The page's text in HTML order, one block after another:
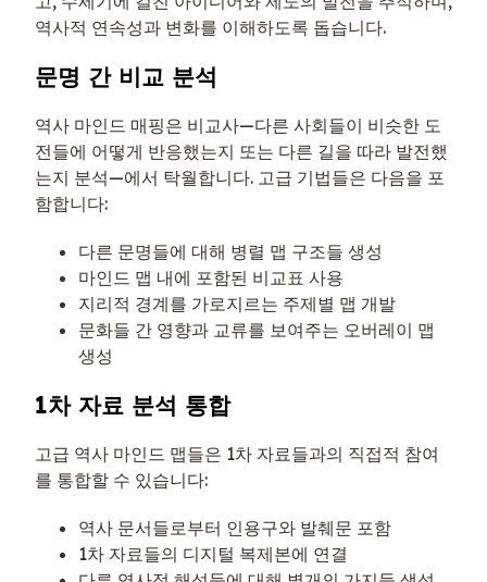
역사적 연속성과 변화를 이해하도록 돕습니다.
문명 간 비교 분석
역사 마인드 매핑은 비교사—다른 사회들이 비슷한 도
전들에 어떻게 반응했는지 또는 다른 길을 따라 발전했
는지 분석—에서 탁월합니다. 고급 기법들은 다음을 포
함합니다:
다른 문명들에 대해 병렬 맵 구조들 생성
마인드 맵 내에 포함된 비교표 사용
지리적 경계를 가로지르는 주제별 맵 개발
문화들 간 영향과 교류를 보여주는 오버레이 맵
생성
1차 자료 분석 통합
고급 역사 마인드 맵들은 1차 자료들과의 직접적 참여
를 통합할 수 있습니다:
역사 문서들로부터 인용구와 발췌문 포함
1차 자료들의 디지털 복제본에 연결